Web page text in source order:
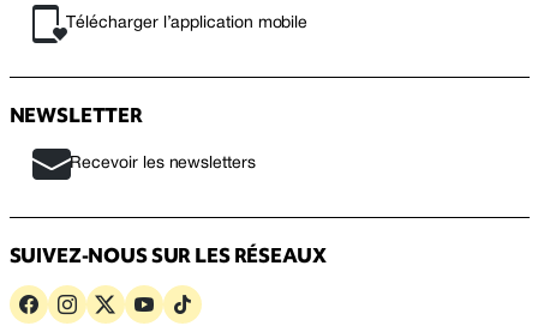
Télécharger l’application mobile
NEWSLETTER
Recevoir les newsletters
SUIVEZ-NOUS SUR LES RÉSEAUX